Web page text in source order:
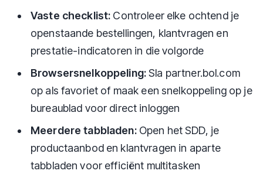
Vaste checklist: Controleer elke ochtend je
openstaande bestellingen, klantvragen en
prestatie-indicatoren in die volgorde
Browsersnelkoppeling:Sla partner.bol.com
op als favoriet of maak een snelkoppeling op je
bureaublad voor direct inloggen
Meerdere tabbladen:Open het SDD, je
productaanbod en klantvragen in aparte
tabbladen voor efficiënt multitasken